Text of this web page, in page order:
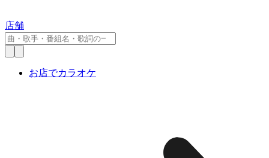
店舗
お店でカラオケ